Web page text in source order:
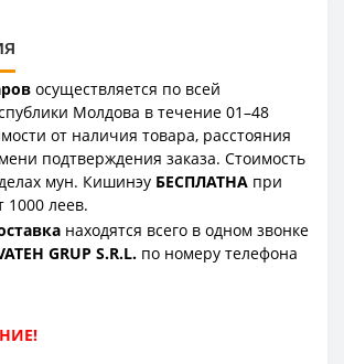
осуществляется по всей
Молдова в течение 01–48
от наличия товара, расстояния
подтверждения заказа. Стоимость
мун. Кишинэу БЕСПЛАТНА при
1000 леев.
находятся всего в одном звонке
GRUP S.R.L. по номеру телефона